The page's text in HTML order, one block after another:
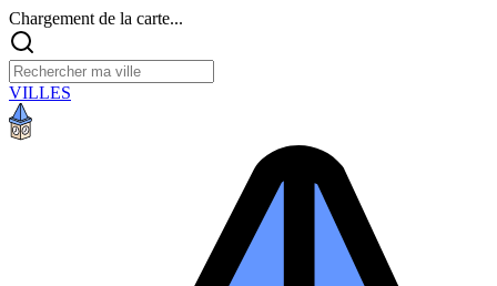
Chargement de la carte...
VILLES